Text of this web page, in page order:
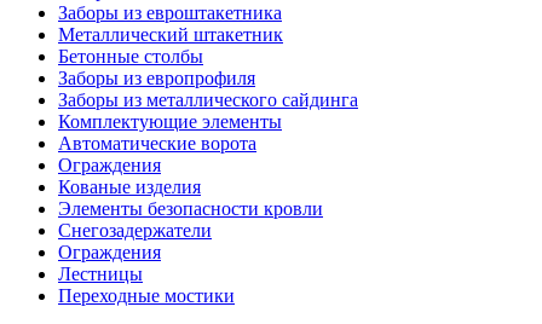
Заборы из евроштакетника
Металлический штакетник
Бетонные столбы
Заборы из европрофиля
Заборы из металлического сайдинга
Комплектующие элементы
Автоматические ворота
Ограждения
Кованые изделия
Элементы безопасности кровли
Снегозадержатели
Ограждения
Лестницы
Переходные мостики